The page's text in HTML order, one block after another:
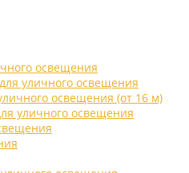
освещения
уличного освещения
освещения (от 16 м)
уличного освещения